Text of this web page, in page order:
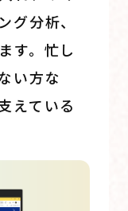
グ分析、
す。忙し
い方な
えている